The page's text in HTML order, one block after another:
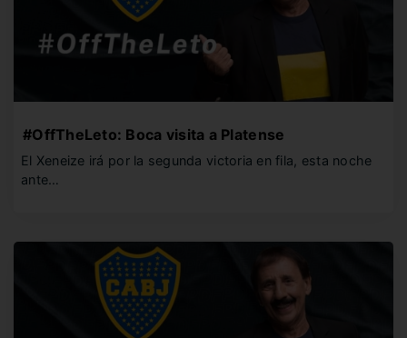
#OffTheLeto: Boca visita a Platense
El Xeneize irá por la segunda victoria en fila, esta noche
ante…